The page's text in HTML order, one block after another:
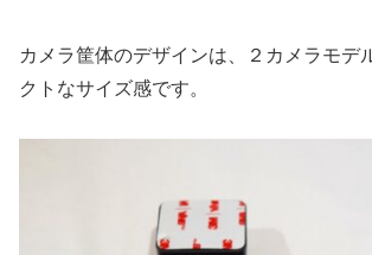
カメラ筐体のデザインは、２カメラモデ
クトなサイズ感です。